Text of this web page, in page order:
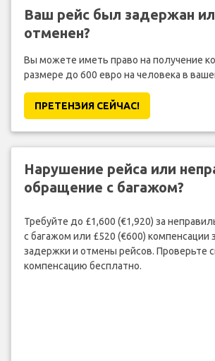
Ваш рейс был задержан
отменен?
Вы можете иметь право на получение
размере до 600 евро на человека в
ПРЕТЕНЗИЯ CЕЙЧАС!
Нарушение рейса или
обращение с багажом?
Требуйте до £1,600 (€1,920) за
с багажом или £520 (€600) компенсации
задержки и отмены рейсов. Проверьте
компенсацию бесплатно.